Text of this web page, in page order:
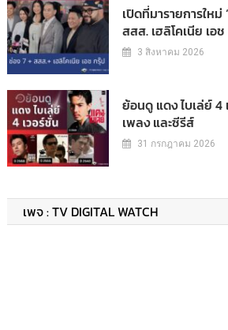
เปิดที่มารายการใหม่
สสส. เฮลิโคเนีย เอ
3 สิงหาคม 2026
ย้อนดู แดง ไบเล่ย์ 4
เพลง และซีรีส์
31 กรกฎาคม 2026
เพจ : TV DIGITAL WATCH